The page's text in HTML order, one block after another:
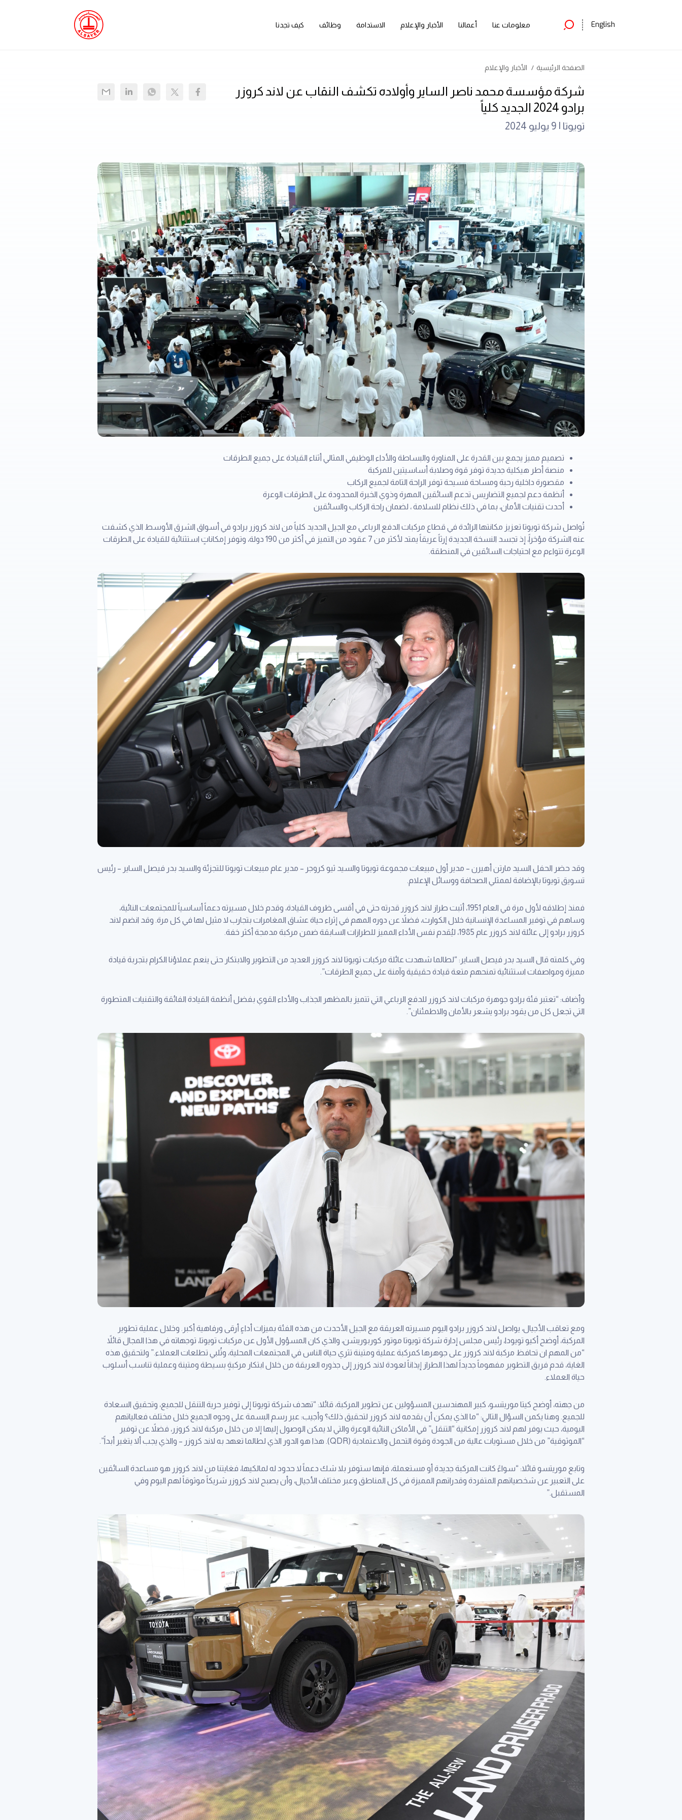
English معلومات عنا أعمالنا الأخبار والإعلام الاستدامة وظائف كيف تجدنا
الصفحة الرئيسية الأخبار والإعلام
شركة مؤسسة محمد ناصر الساير وأولاده تكشف النقاب عن لاند كروزر
برادو 2024 الجديد كلياً
تويوتا | 9 يوليو 2024
تصميم مميز يجمع بين القدرة على المناورة والبساطة والأداء الوظيفي المثالي أثناء القيادة على جميع الطرقات
منصة أطر هيكلية جديدة توفر قوة وصلابة أساسيتين للمركبة
مقصورة داخلية رحبة ومساحة فسيحة توفر الراحة التامة لجميع الركاب
أنظمة دعم لجميع التضاريس تدعم السائقين المهرة وذوي الخبرة المحدودة على الطرقات الوعرة
أحدث تقنيات الأمان، بما في ذلك نظام للسلامة ، لضمان راحة الركاب والسائقين
تُواصل شركة تويوتا تعزيز مكانتها الرائدة في قطاع مركبات الدفع الرباعي مع الجيل الجديد كلياً من لاند كروزر برادو في أسواق الشرق الأوسط الذي كشفت
عنه الشركة مؤخراً، إذ تجسد النسخة الجديدة إرثاً عريقاً يمتد لأكثر من 7 عقود من التميز في أكثر من 190 دولة، وتوفر إمكاناتٍ استثنائية للقيادة على الطرقات
الوعرة تتواءم مع احتياجات السائقين في المنطقة.
وقد حضر الحفل السيد مارتن أهيرن – مدير أول مبيعات مجموعة تويوتا والسيد ثيو كروجر – مدير عام مبيعات تويوتا للتجزئة والسيد بدر فيصل الساير – رئيس
تسويق تويوتا بالإضافة لممثلي الصحافة ووسائل الإعلام.
فمنذ إطلاقه لأول مرة في العام 1951، أثبت طراز لاند كروزر قدرته حتى في أقسى ظروف القيادة، وقدم خلال مسيرته دعماً أساسياً للمجتمعات النائية،
وساهم في توفير المساعدة الإنسانية خلال الكوارث، فضلاً عن دوره المهم في إثراء حياة عشاق المغامرات بتجارب لا مثيل لها في كل مرة. وقد انضم لاند
كروزر برادو إلى عائلة لاند كروزر عام 1985، ليُقدم نفس الأداء المميز للطرازات السابقة ضمن مركبة مدمجة أكثر خفة.
وفي كلمته قال السيد بدر فيصل الساير: “لطالما شهدت عائلة مركبات تويوتا لاند كروزر العديد من التطوير والابتكار حتى ينعم عملاؤنا الكرام بتجربة قيادة
مميزة ومواصفات استثنائية تمنحهم متعة قيادة حقيقية وآمنة على جميع الطرقات”.
وأضاف: “تعتبر فئة برادو جوهرة مركبات لاند كروزر للدفع الرباعي التي تتميز بالمظهر الجذاب والأداء القوي بفضل أنظمة القيادة الفائقة والتقنيات المتطورة
التي تجعل كل من يقود برادو يشعر بالأمان والاطمئنان”.
ومع تعاقب الأجيال، يواصل لاند كروزر برادو اليوم مسيرته العريقة مع الجيل الأحدث من هذه الفئة بميزات أداءٍ أرقى ورفاهية أكبر. وخلال عملية تطوير
المركبة، أوضح أكيو تويودا، رئيس مجلس إدارة شركة تويوتا موتور كوربوريشن، والذي كان المسؤول الأول عن مركبات تويوتا، توجهاته في هذا المجال قائلاً
“من المهم ان تحافظ مركبة لاند كروزر على جوهرها كمركبة عملية ومتينة تثري حياة الناس في المجتمعات المحلية، وتُلبي تطلعات العملاء.” ولتحقيق هذه
الغاية، قدم فريق التطوير مفهوماً جديداً لهذا الطراز إيذاناً لعودة لاند كروزر إلى جذوره العريقة من خلال ابتكار مركبةٍ بسيطة ومتينة وعملية تناسب أسلوب
حياة العملاء.
من جهته، أوضح كيتا موريتسو، كبير المهندسين المسؤولين عن تطوير المركبة، قائلا: “تهدف شركة تويوتا إلى توفير حرية التنقل للجميع، وتحقيق السعادة
للجميع. وهنا يكمن السؤال التالي: “ما الذي يمكن أن يقدمه لاند كروزر لتحقيق ذلك؟ وأجيب: عبر رسم البسمة على وجوه الجميع خلال مختلف فعالياتهم
اليومية، حيث يوفر لهم لاند كروزر إمكانية “التنقل” في الأماكن النائية الوعرة والتي لا يمكن الوصول إليها إلا من خلال مركبة لاند كروزر، فضلاً عن توفير
“الموثوقية” من خلال مستويات عالية من الجودة وقوة التحمل والاعتمادية (QDR). هذا هو الدور الذي لطالما تعهد به لاند كروزر – والذي يجب ألا يتغير أبداً”.
وتابع موريتسو قائلا: “سواءً كانت المركبة جديدة أو مستعملة، فإنها ستوفر بلا شك دعماً لا حدود له لمالكيها، فغايتنا من لاند كروزر هو مساعدة السائقين
على التعبير عن شخصياتهم المتفردة وقدراتهم المميزة في كل المناطق وعبر مختلف الأجيال، وأن يصبح لاند كروزر شريكاً موثوقاً لهم اليوم وفي
المستقبل.”